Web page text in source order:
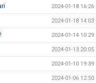
2024-01-18 16:26
2024-01-18 14:03
2024-01-14 10:29
2024-01-13 20:05
2024-01-10 19:39
2024-01-06 12:50